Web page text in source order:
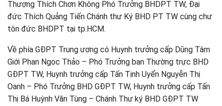
Thượng Thích Chơn Không Phó Trưởng BHDPT TW, Đại
đức Thích Quảng Tiến Chánh thư Ký BHD PT TW cùng chư
tôn đức BHDPT tại tp.HCM.
Về phía GĐPT Trung ương có Huynh trưởng cấp Dũng Tâm
Giới Phan Ngọc Thảo – Phó Trưởng ban Thường trực BHD
GĐPT TW, Huynh trưởng cấp Tấn Tịnh Uyển Nguyễn Thị
Oanh – Phó Trưởng BHD GĐPT TW, Huynh trưởng cấp Tấn
Thị Bá Huỳnh Văn Tùng – Chánh Thư ký BHD GĐPT TW